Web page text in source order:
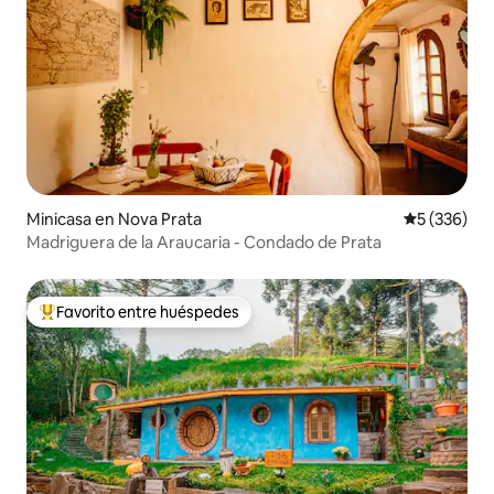
Minicasa en Nova Prata
5 (336)
Madriguera de la Araucaria - Condado de Prata
De los mejores en Favorito entre huéspedes
Favorito entre huéspedes